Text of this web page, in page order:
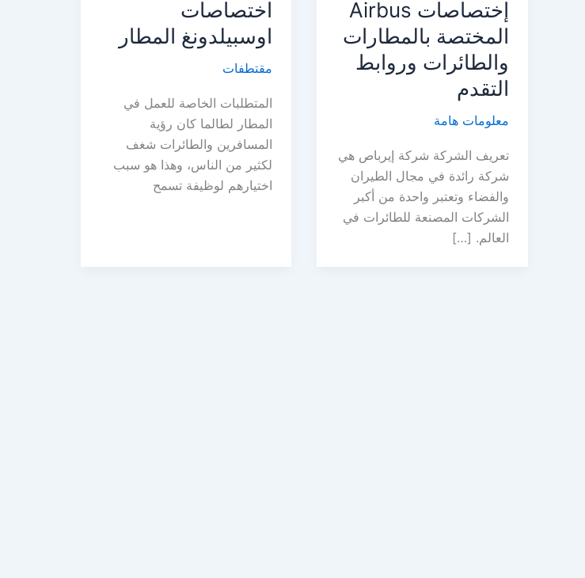
إختصاصات Airbus
المختصة بالمطارات
والطائرات وروابط
التقدم
معلومات هامة
تعريف الشركة شركة إيرباص هي
شركة رائدة في مجال الطيران
والفضاء وتعتبر واحدة من أكبر
الشركات المصنعة للطائرات في
العالم. […]
اختصاصات
اوسبيلدونغ المطار
مقتطفات
المتطلبات الخاصة للعمل في
المطار لطالما كان رؤية
المسافرين والطائرات شغف
لكثير من الناس، وهذا هو سبب
اختيارهم لوظيفة تسمح